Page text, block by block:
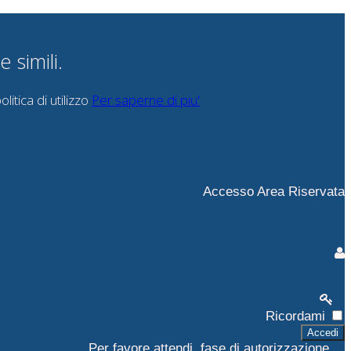
simili.
di utilizzo Per saperne di piu'
Accesso Area Riservata
Ricordami
Accedi